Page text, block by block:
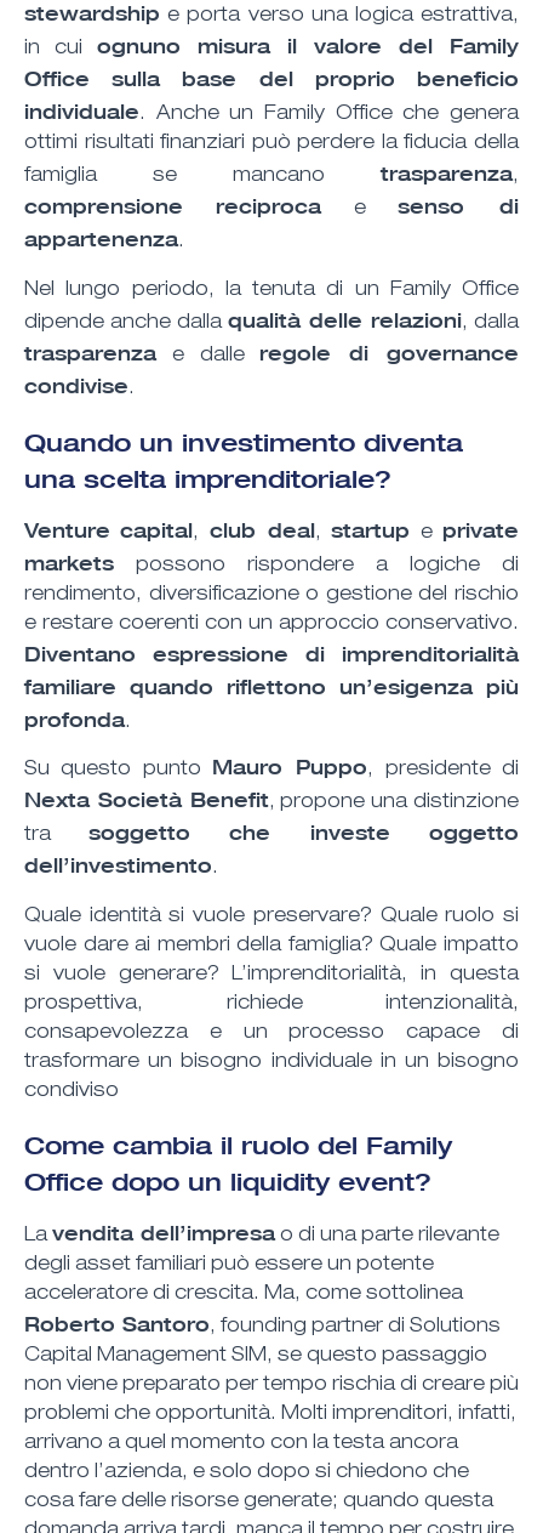
stewardship e porta verso una logica estrattiva,
in cui ognuno misura il valore del Family
Office sulla base del proprio beneficio
individuale. Anche un Family Office che genera
ottimi risultati finanziari può perdere la fiducia della
famiglia se mancanotrasparenza,
comprensione reciprocaesenso di
appartenenza.
Nel lungo periodo, la tenuta di un Family Office
dipende anche dalla qualità delle relazioni, dalla
trasparenzae dalle regole di governance
condivise.
Quando un investimento diventa
una scelta imprenditoriale?
Venture capital, club deal,startup e private
markets possono rispondere a logiche di
rendimento, diversificazione o gestione del rischio
e restare coerenti con un approccio conservativo.
Diventano espressione di imprenditorialità
familiare quando riflettono un’esigenza più
profonda.
Su questo punto Mauro Puppo, presidente di
Nexta Società Benefit, propone una distinzione
tra soggetto che investe oggetto
dell’investimento.
Quale identità si vuole preservare? Quale ruolo si
vuole dare ai membri della famiglia? Quale impatto
si vuole generare? L’imprenditorialità, in questa
prospettiva, richiede intenzionalità,
consapevolezza e un processo capace di
trasformare un bisogno individuale in un bisogno
condiviso
Come cambia il ruolo del Family
Office dopo un liquidity event?
Lavendita dell’impresao di una parte rilevante
degli asset familiari può essere un potente
acceleratore di crescita. Ma, come sottolinea
Roberto Santoro, founding partner di Solutions
Capital Management SIM, se questo passaggio
non viene preparato per tempo rischia di creare più
problemi che opportunità. Molti imprenditori, infatti,
arrivano a quel momento con la testa ancora
dentro l’azienda, e solo dopo si chiedono che
cosa fare delle risorse generate; quando questa